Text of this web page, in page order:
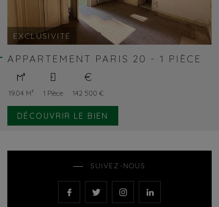
EXCLUSIVITÉ
APPARTEMENT PARIS 20 - 1 PIÈCE
19.04 M² 1 Pièce 142 500 €
DÉCOUVRIR LE BIEN
SUIVEZ-NOUS